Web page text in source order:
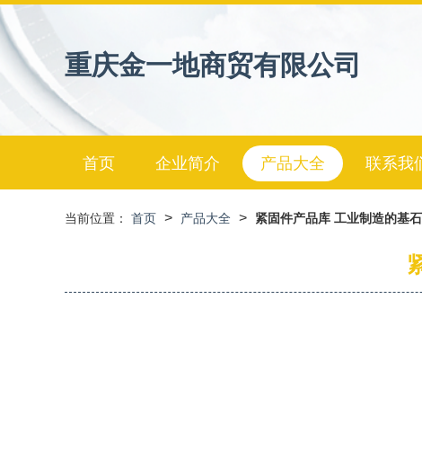
重庆金一地商贸有限公司
首页 企业简介 产品大全 联系我
当前位置： 首页 > 产品大全 > 紧固件产品库 工业制造的基